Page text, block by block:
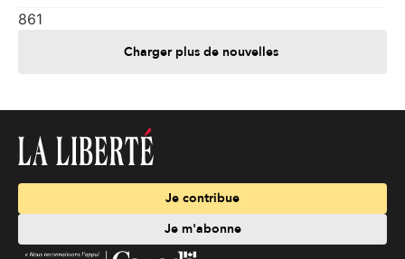
861
Charger plus de nouvelles
Je contribue
Je m'abonne